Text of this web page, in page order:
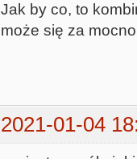
Jak by co, to
może się za
2021-01-04